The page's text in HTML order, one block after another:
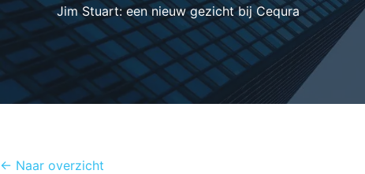
Jim Stuart: een nieuw gezicht bij Cequra
← Naar overzicht